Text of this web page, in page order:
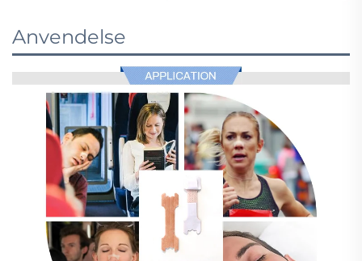
Anvendelse